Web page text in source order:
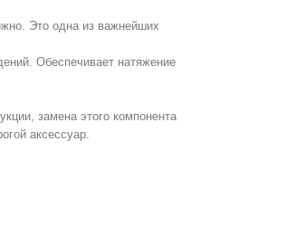
Это одна из важнейших
Обеспечивает натяжение
замена этого компонента
аксессуар.